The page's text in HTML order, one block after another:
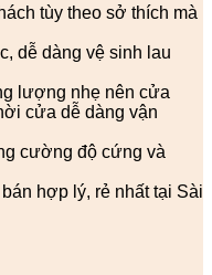
tùy theo sở thích mà
dễ dàng vệ sinh lau
lượng nhẹ nên cửa
cửa dễ dàng vận
cường độ cứng và
hợp lý, rẻ nhất tại Sài